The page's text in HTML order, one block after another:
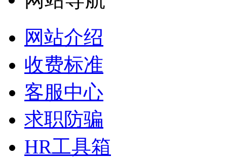
网站介绍
收费标准
客服中心
求职防骗
HR工具箱